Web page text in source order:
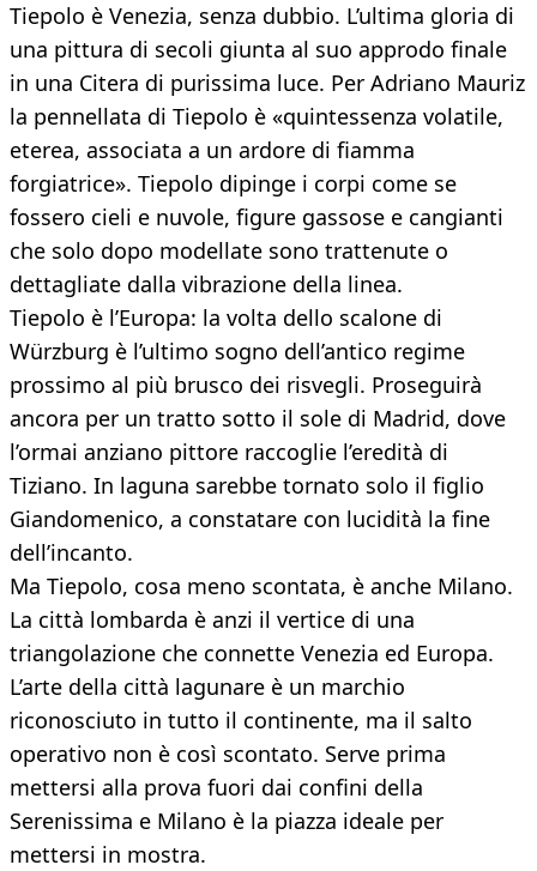
Tiepolo è Venezia, senza dubbio. L’ultima gloria di
una pittura di secoli giunta al suo approdo finale
in una Citera di purissima luce. Per Adriano Mauriz
la pennellata di Tiepolo è «quintessenza volatile,
eterea, associata a un ardore di fiamma
forgiatrice». Tiepolo dipinge i corpi come se
fossero cieli e nuvole, figure gassose e cangianti
che solo dopo modellate sono trattenute o
dettagliate dalla vibrazione della linea.
Tiepolo è l’Europa: la volta dello scalone di
Würzburg è l’ultimo sogno dell’antico regime
prossimo al più brusco dei risvegli. Proseguirà
ancora per un tratto sotto il sole di Madrid, dove
l’ormai anziano pittore raccoglie l’eredità di
Tiziano. In laguna sarebbe tornato solo il figlio
Giandomenico, a constatare con lucidità la fine
dell’incanto.
Ma Tiepolo, cosa meno scontata, è anche Milano.
La città lombarda è anzi il vertice di una
triangolazione che connette Venezia ed Europa.
L’arte della città lagunare è un marchio
riconosciuto in tutto il continente, ma il salto
operativo non è così scontato. Serve prima
mettersi alla prova fuori dai confini della
Serenissima e Milano è la piazza ideale per
mettersi in mostra.